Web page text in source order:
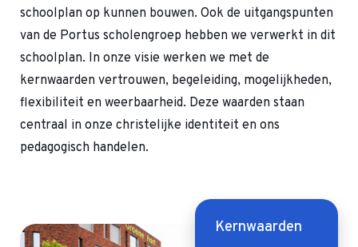
schoolplan op kunnen bouwen. Ook de uitgangspunten
van de Portus scholengroep hebben we verwerkt in dit
schoolplan. In onze visie werken we met de
kernwaarden vertrouwen, begeleiding, mogelijkheden,
flexibiliteit en weerbaarheid. Deze waarden staan
centraal in onze christelijke identiteit en ons
pedagogisch handelen.
Kernwaarden